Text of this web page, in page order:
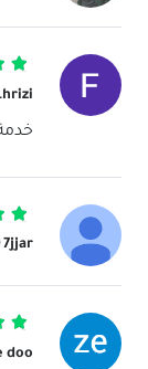
7jjar
doo